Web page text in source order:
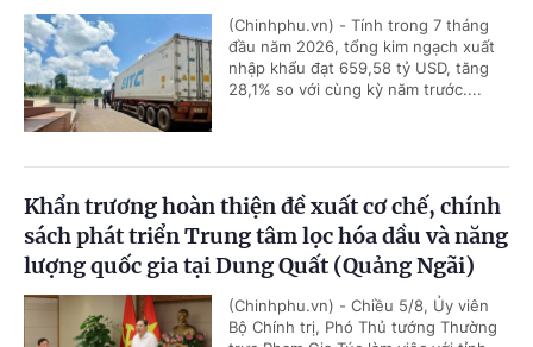
(Chinhphu.vn) - Tính trong 7 tháng
đầu năm 2026, tổng kim ngạch xuất
nhập khẩu đạt 659,58 tỷ USD, tăng
28,1% so với cùng kỳ năm trước....
Khẩn trương hoàn thiện đề xuất cơ chế, chính
sách phát triển Trung tâm lọc hóa dầu và năng
lượng quốc gia tại Dung Quất (Quảng Ngãi)
(Chinhphu.vn) - Chiều 5/8, Ủy viên
Bộ Chính trị, Phó Thủ tướng Thường